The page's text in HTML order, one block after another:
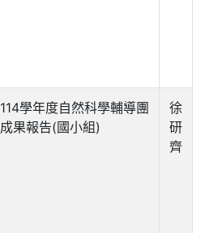
114學年度自然科學輔導團
成果報告(國小組)
徐
研
齊